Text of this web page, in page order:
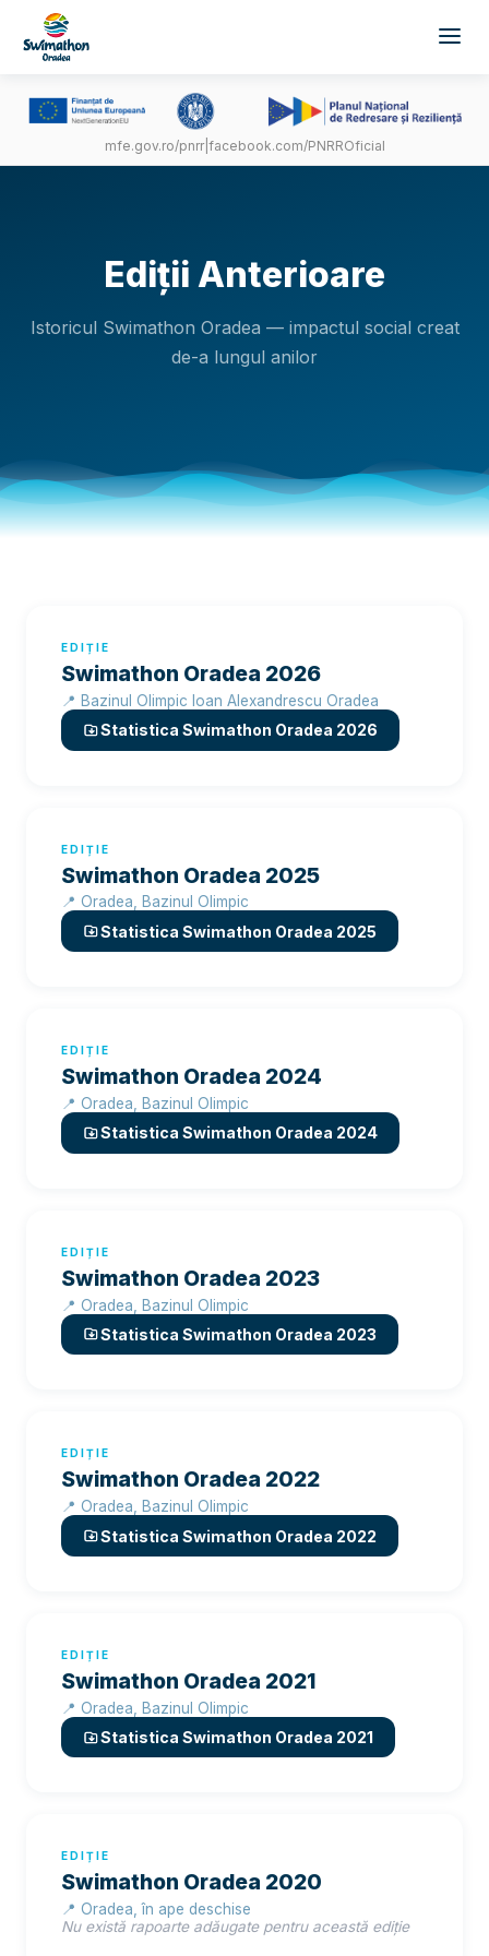
mfe.gov.ro/pnrr| facebook.com/PNRROficial
Ediții Anterioare
Istoricul Swimathon Oradea — impactul social creat
de-a lungul anilor
EDIȚIE
Swimathon Oradea 2026
📍 Bazinul Olimpic Ioan Alexandrescu Oradea
Statistica Swimathon Oradea 2026
EDIȚIE
Swimathon Oradea 2025
📍 Oradea, Bazinul Olimpic
Statistica Swimathon Oradea 2025
EDIȚIE
Swimathon Oradea 2024
📍 Oradea, Bazinul Olimpic
Statistica Swimathon Oradea 2024
EDIȚIE
Swimathon Oradea 2023
📍 Oradea, Bazinul Olimpic
Statistica Swimathon Oradea 2023
EDIȚIE
Swimathon Oradea 2022
📍 Oradea, Bazinul Olimpic
Statistica Swimathon Oradea 2022
EDIȚIE
Swimathon Oradea 2021
📍 Oradea, Bazinul Olimpic
Statistica Swimathon Oradea 2021
EDIȚIE
Swimathon Oradea 2020
📍 Oradea, în ape deschise
Nu există rapoarte adăugate pentru această ediție